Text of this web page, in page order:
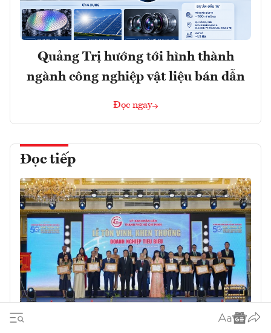
Quảng Trị hướng tới hình thành
ngành công nghiệp vật liệu bán dẫn
Đọc ngay
Đọc tiếp
Ban hành Quy chế xét chọn danh hiệu